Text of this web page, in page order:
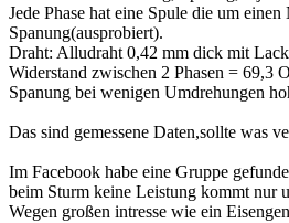
Jede Phase hat eine Spule die um
Spanung(ausprobiert).
Draht: Alludraht 0,42 mm dick mit
Widerstand zwischen 2 Phasen = 69,3
Spanung bei wenigen Umdrehungen
Das sind gemessene Daten,sollte was
Im Facebook habe eine Gruppe
beim Sturm keine Leistung kommt nur
Wegen großen intresse wie ein